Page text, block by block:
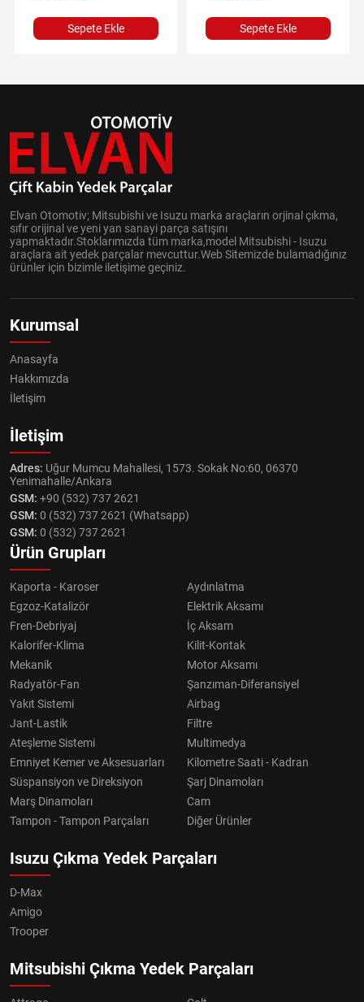
Sepete Ekle Sepete Ekle
Elvan Otomotiv; Mitsubishi ve Isuzu marka araçların orjinal çıkma,
sıfır orijinal ve yeni yan sanayi parça satışını
yapmaktadır.Stoklarımızda tüm marka,model Mitsubishi - Isuzu
araçlara ait yedek parçalar mevcuttur.Web Sitemizde bulamadığınız
ürünler için bizimle iletişime geçiniz.
Kurumsal
Anasayfa
Hakkımızda
İletişim
İletişim
Adres: Uğur Mumcu Mahallesi, 1573. Sokak No:60, 06370
Yenimahalle/Ankara
GSM: +90 (532) 737 2621
GSM: 0 (532) 737 2621 (Whatsapp)
GSM: 0 (532) 737 2621
Ürün Grupları
Kaporta - Karoser
Aydınlatma
Egzoz-Katalizör
Elektrik Aksamı
Fren-Debriyaj
İç Aksam
Kalorifer-Klima
Kilit-Kontak
Mekanik
Motor Aksamı
Radyatör-Fan
Şanzıman-Diferansiyel
Yakıt Sistemi
Airbag
Jant-Lastik
Filtre
Ateşleme Sistemi
Multimedya
Emniyet Kemer ve Aksesuarları
Kilometre Saati - Kadran
Süspansiyon ve Direksiyon
Şarj Dinamoları
Marş Dinamoları
Cam
Tampon - Tampon Parçaları
Diğer Ürünler
Isuzu Çıkma Yedek Parçaları
D-Max
Amigo
Trooper
Mitsubishi Çıkma Yedek Parçaları